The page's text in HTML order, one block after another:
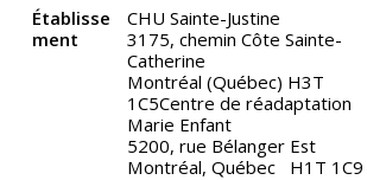
Établisse
ment
CHU Sainte-Justine
3175, chemin Côte Sainte-
Catherine
Montréal (Québec) H3T
1C5Centre de réadaptation
Marie Enfant
5200, rue Bélanger Est
Montréal, Québec H1T 1C9